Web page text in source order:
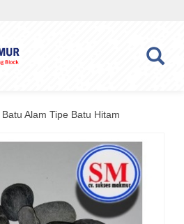
Batu Alam Tipe Batu Hitam